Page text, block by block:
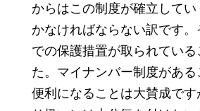
からはこの制度が確立して
かなければならない訳です
での保護措置が取られている
た。マイナンバー制度があ
便利になることは大賛成で